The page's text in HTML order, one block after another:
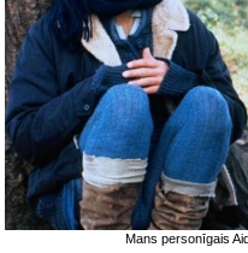
Mans personīgais